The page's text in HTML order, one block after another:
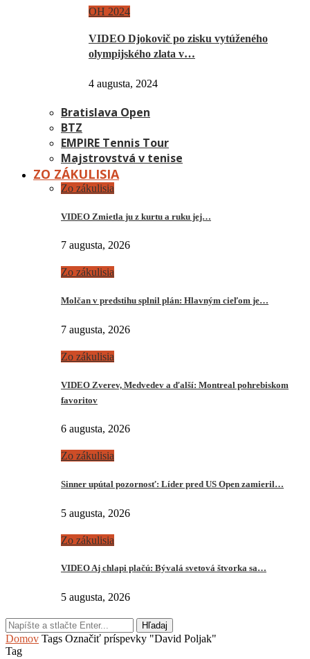
OH 2024
VIDEO Djokovič po zisku vytúženého
olympijského zlata v…
4 augusta, 2024
Bratislava Open
BTZ
EMPIRE Tennis Tour
Majstrovstvá v tenise
ZO ZÁKULISIA
Zo zákulisia
VIDEO Zmietla ju z kurtu a ruku jej…
7 augusta, 2026
Zo zákulisia
Molčan v predstihu splnil plán: Hlavným cieľom je…
7 augusta, 2026
Zo zákulisia
VIDEO Zverev, Medvedev a ďalší: Montreal pohrebiskom
favoritov
6 augusta, 2026
Zo zákulisia
Sinner upútal pozornosť: Líder pred US Open zamieril…
5 augusta, 2026
Zo zákulisia
VIDEO Aj chlapi plačú: Bývalá svetová štvorka sa…
5 augusta, 2026
Hľadaj
Domov Tags Označiť príspevky "David Poljak"
Tag